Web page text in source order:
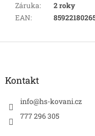
Záruka:
2 roky
EAN:
Kontakt
info@hs-kovani.cz
777 296 305